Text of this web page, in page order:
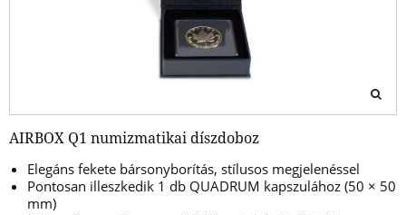
AIRBOX Q1 numizmatikai díszdoboz
Elegáns fekete bársonyborítás, stílusos megjelenéssel
Pontosan illeszkedik 1 db QUADRUM kapszulához (50 × 50
mm)